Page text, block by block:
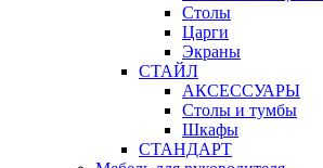
Столы
Царги
Экраны
СТАЙЛ
АКСЕССУАРЫ
Столы и тумбы
Шкафы
СТАНДАРТ